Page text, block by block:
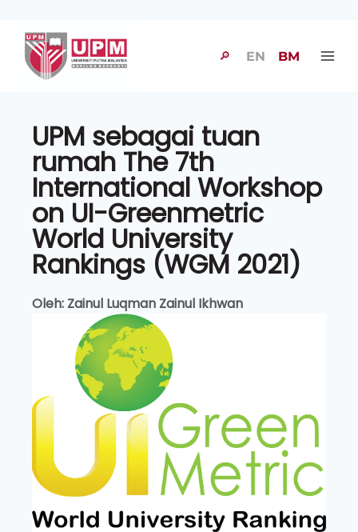
🔎 EN BM
UPM sebagai tuan
rumah The 7th
International Workshop
on UI-Greenmetric
World University
Rankings (WGM 2021)
Oleh: Zainul Luqman Zainul Ikhwan